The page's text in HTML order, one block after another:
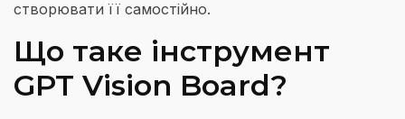
створювати її самостійно.
Що таке інструмент
GPT Vision Board?